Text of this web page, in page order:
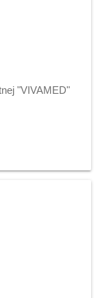
"VIVAMED"